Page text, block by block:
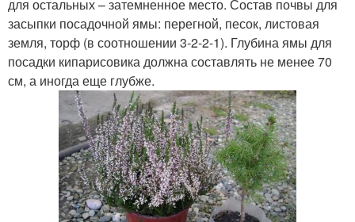
для остальных – затемненное место. Состав почвы для
засыпки посадочной ямы: перегной, песок, листовая
земля, торф (в соотношении 3-2-2-1). Глубина ямы для
посадки кипарисовика должна составлять не менее 70
см, а иногда еще глубже.